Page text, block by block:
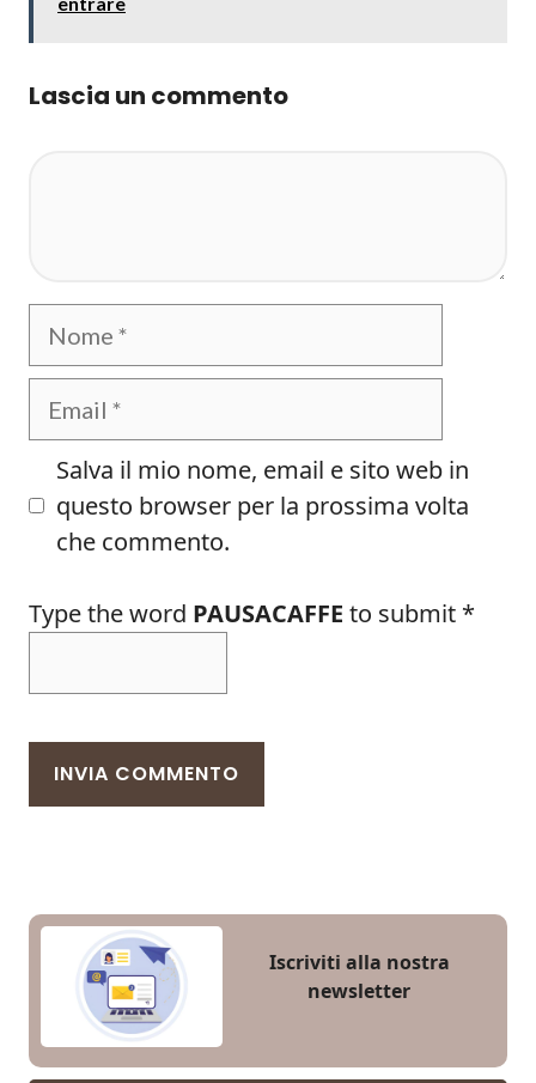
Lascia un commento
Salva il mio nome, email e sito web in
questo browser per la prossima volta
che commento.
Type the word PAUSACAFFE to submit *
Iscriviti alla nostra
newsletter